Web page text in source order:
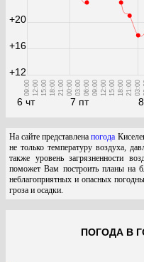
6 чт
09:00 12:00 15:00 18:00 21:00
7 пт
00:00 03:00 06:00 09:00 12:00 15:00 18:00 21:00 03:00
+12
+16
+20
На сайте представленапогода
не только температуру воздуха,
также уровень загрязненности
поможет Вам построить планы на
неблагоприятных и опасных
гроза и осадки.
ПОГОДА В